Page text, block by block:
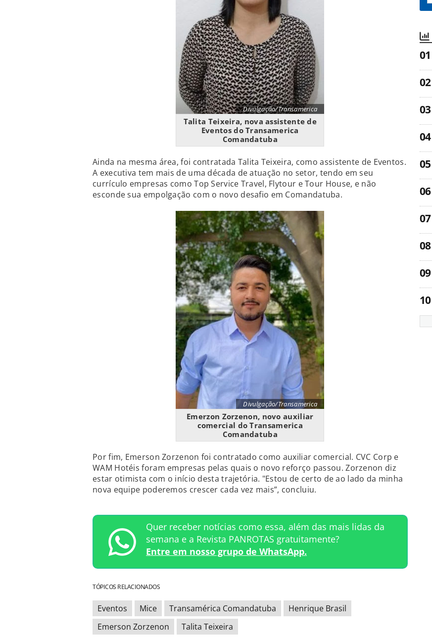
Divulgação/Transamerica
Talita Teixeira, nova assistente de
Eventos do Transamerica
Comandatuba
Ainda na mesma área, foi contratada Talita Teixeira, como assistente de Eventos.
A executiva tem mais de uma década de atuação no setor, tendo em seu
currículo empresas como Top Service Travel, Flytour e Tour House, e não
esconde sua empolgação com o novo desafio em Comandatuba.
Divulgação/Transamerica
Emerzon Zorzenon, novo auxiliar
comercial do Transamerica
Comandatuba
Por fim, Emerson Zorzenon foi contratado como auxiliar comercial. CVC Corp e
WAM Hotéis foram empresas pelas quais o novo reforço passou. Zorzenon diz
estar otimista com o início desta trajetória. "Estou de certo de ao lado da minha
nova equipe poderemos crescer cada vez mais”, concluiu.
Quer receber notícias como essa, além das mais lidas da
semana e a Revista PANROTAS gratuitamente?
Entre em nosso grupo de WhatsApp.
TÓPICOS RELACIONADOS
Eventos Mice Transamérica Comandatuba
Henrique Brasil
Emerson Zorzenon
Talita Teixeira